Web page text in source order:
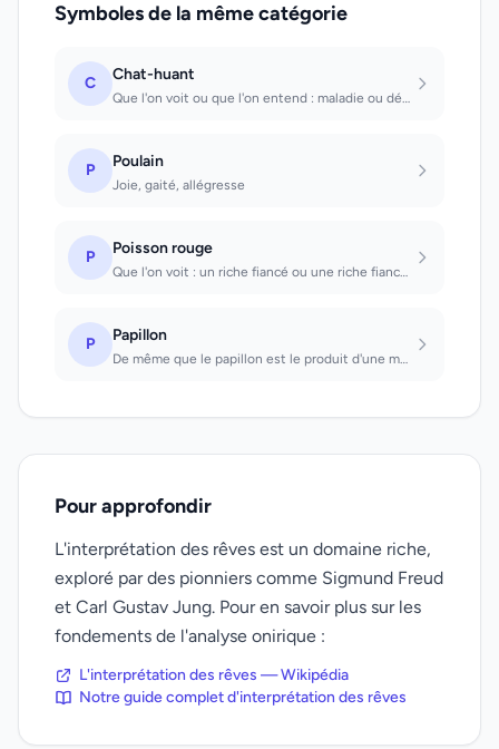
Symboles de la même catégorie
C Chat-huant
Que l'on voit ou que l'on entend : maladie ou décès.
P Poulain
Joie, gaité, allégresse
P Poisson rouge
Que l'on voit : un riche fiancé ou une riche fiancée. Que l'on capture : on aura...
P Papillon
De même que le papillon est le produit d'une métamorphose, un changement importa...
Pour approfondir
L'interprétation des rêves est un domaine riche,
exploré par des pionniers comme Sigmund Freud
et Carl Gustav Jung. Pour en savoir plus sur les
fondements de l'analyse onirique :
L'interprétation des rêves — Wikipédia
Notre guide complet d'interprétation des rêves